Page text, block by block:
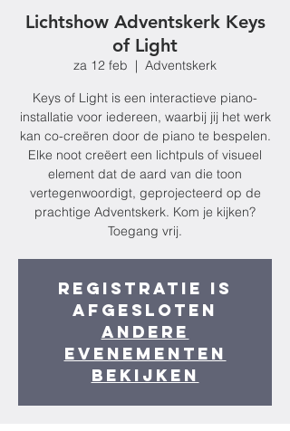
Lichtshow Adventskerk Keys
of Light
za 12 feb
  |
Adventskerk
Keys of Light is een interactieve piano-
installatie voor iedereen, waarbij jij het werk
kan co-creëren door de piano te bespelen.
Elke noot creëert een lichtpuls of visueel
element dat de aard van die toon
vertegenwoordigt, geprojecteerd op de
prachtige Adventskerk. Kom je kijken?
Toegang vrij.
Registratie is
afgesloten
Andere
evenementen
bekijken